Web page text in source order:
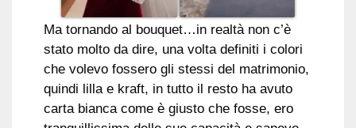
Ma tornando al bouquet…in realtà non c’è
stato molto da dire, una volta definiti i colori
che volevo fossero gli stessi del matrimonio,
quindi lilla e kraft, in tutto il resto ha avuto
carta bianca come è giusto che fosse, ero